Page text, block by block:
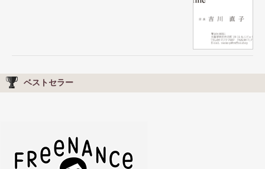
ベストセラー